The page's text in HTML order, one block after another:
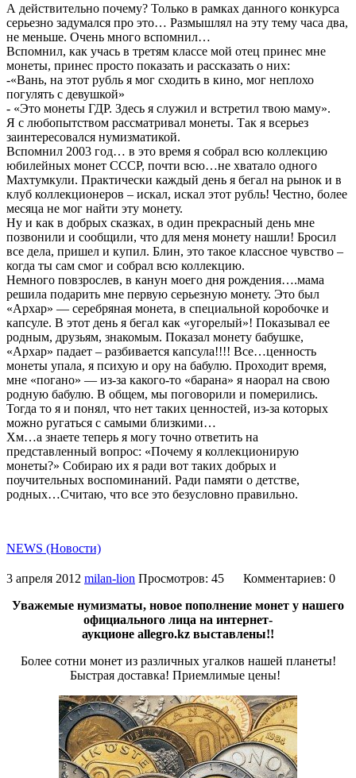
А действительно почему? Только в рамках данного конкурса
серьезно задумался про это… Размышлял на эту тему часа два,
не меньше. Очень много вспомнил…
Вспомнил, как учась в третям классе мой отец принес мне
монеты, принес просто показать и рассказать о них:
-«Вань, на этот рубль я мог сходить в кино, мог неплохо
погулять с девушкой»
- «Это монеты ГДР. Здесь я служил и встретил твою маму».
Я с любопытством рассматривал монеты. Так я всерьез
заинтересовался нумизматикой.
Вспомнил 2003 год… в это время я собрал всю коллекцию
юбилейных монет СССР, почти всю…не хватало одного
Махтумкули. Практически каждый день я бегал на рынок и в
клуб коллекционеров – искал, искал этот рубль! Честно, более
месяца не мог найти эту монету.
Ну и как в добрых сказках, в один прекрасный день мне
позвонили и сообщили, что для меня монету нашли! Бросил
все дела, пришел и купил. Блин, это такое классное чувство –
когда ты сам смог и собрал всю коллекцию.
Немного повзрослев, в канун моего дня рождения….мама
решила подарить мне первую серьезную монету. Это был
«Архар» — серебряная монета, в специальной коробочке и
капсуле. В этот день я бегал как «угорелый»! Показывал ее
родным, друзьям, знакомым. Показал монету бабушке,
«Архар» падает – разбивается капсула!!!! Все…ценность
монеты упала, я психую и ору на бабулю. Проходит время,
мне «погано» — из-за какого-то «барана» я наорал на свою
родную бабулю. В общем, мы поговорили и померились.
Тогда то я и понял, что нет таких ценностей, из-за которых
можно ругаться с самыми близкими…
Хм…а знаете теперь я могу точно ответить на
представленный вопрос: «Почему я коллекционирую
монеты?» Собираю их я ради вот таких добрых и
поучительных воспоминаний. Ради памяти о детстве,
родных…Считаю, что все это безусловно правильно.
NEWS (Новости)
3 апреля 2012 milan-lion Просмотров: 45 Комментариев: 0
Уважемые нумизматы, новое пополнение монет у нашего
официального лица на интернет-
аукционе allegro.kz выставлены!!
Более сотни монет из различных угалков нашей планеты!
Быстрая доставка! Приемлимые цены!